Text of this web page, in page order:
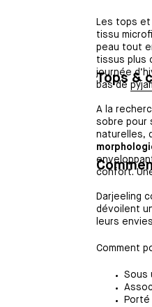
Les tops
tissu
peau tout
tissus plus
journée
bas de
Tops &
A la
sobre pour
naturelles,
confort.
Darjeeling
dévoilent
leurs
Comment
Sous